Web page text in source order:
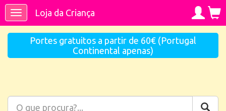
ToggleLoja da Criança
Portes gratuitos a partir de 60€ (Portugal
Continental apenas)